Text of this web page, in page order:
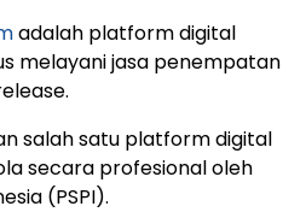
adalah platform digital
melayani jasa penempatan
salah satu platform digital
secara profesional oleh
(PSPI).